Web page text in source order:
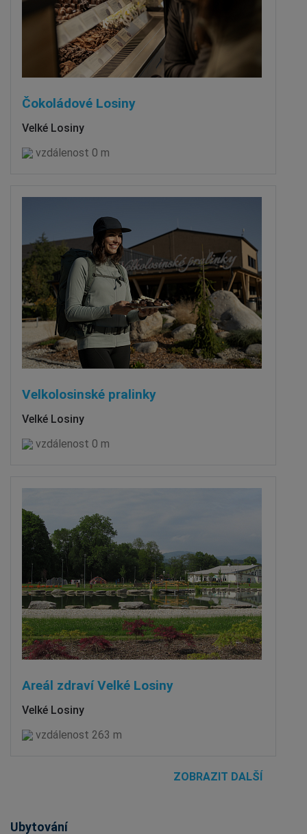
Čokoládové Losiny
Velké Losiny
vzdálenost 0 m
Velkolosinské pralinky
Velké Losiny
vzdálenost 0 m
Areál zdraví Velké Losiny
Velké Losiny
vzdálenost 263 m
ZOBRAZIT DALŠÍ
Ubytování